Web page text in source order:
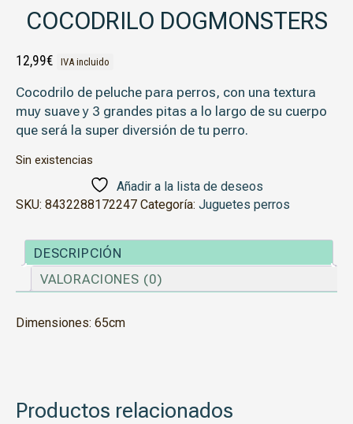
COCODRILO DOGMONSTERS
12,99€ IVA incluido
Cocodrilo de peluche para perros, con una textura
muy suave y 3 grandes pitas a lo largo de su cuerpo
que será la super diversión de tu perro.
Sin existencias
Añadir a la lista de deseos
SKU: 8432288172247 Categoría: Juguetes perros
DESCRIPCIÓN
VALORACIONES (0)
Dimensiones: 65cm
Productos relacionados